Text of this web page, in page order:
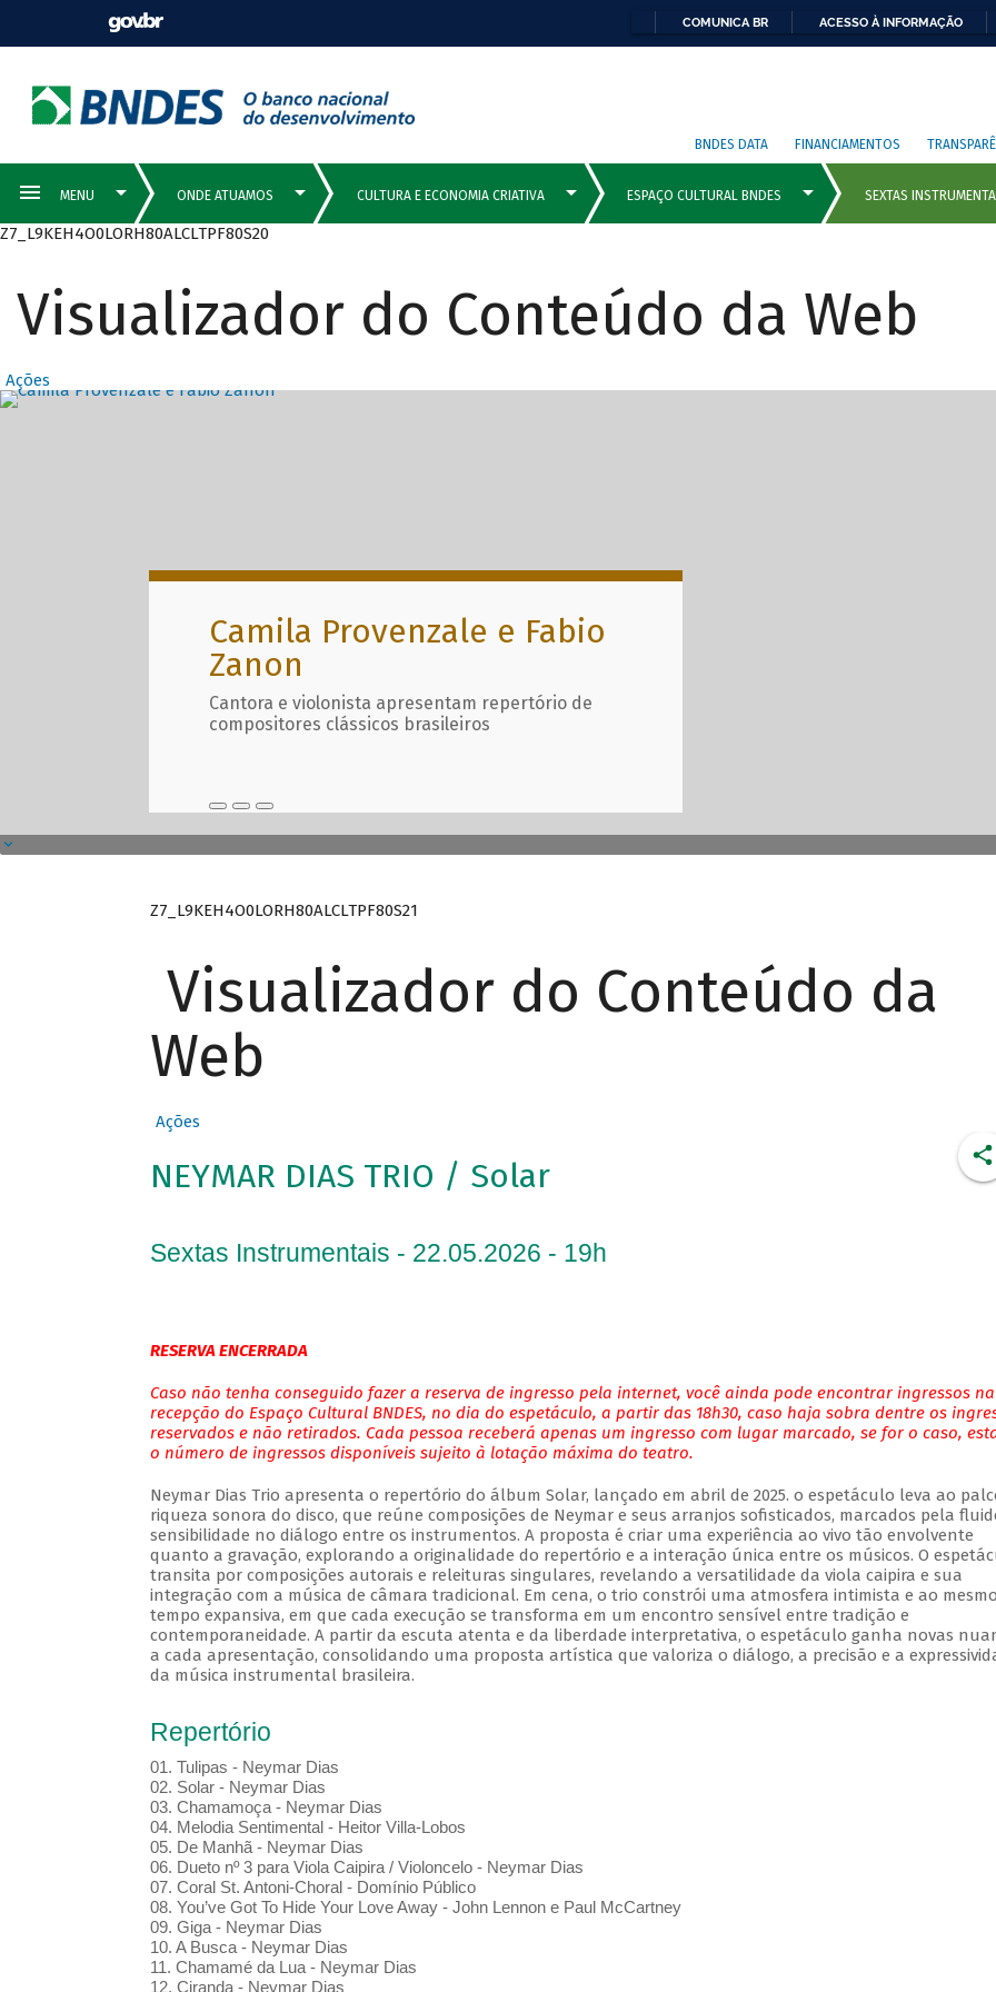
COMUNICA BR ACESSO À INFORMAÇÃO
BNDES DATA FINANCIAMENTOS
Z7_L9KEH4O0LORH80ALCLTPF80S20
Visualizador do Conteúdo da Web
Ações
Destaques Principais com
Camila Provenzale e Fabio
Zanon
Cantora e violonista apresentam repertório de
compositores clássicos brasileiros
Z7_L9KEH4O0LORH80ALCLTPF80S21
Visualizador do Conteúdo da
Web
Ações
NEYMAR DIAS TRIO / Solar
Sextas Instrumentais - 22.05.2026 - 19h
RESERVA ENCERRADA
Caso não tenha conseguido fazer a reserva de ingresso pela internet, você ainda pode encontrar ingressos na
recepção do Espaço Cultural BNDES, no dia do espetáculo, a partir das 18h30, caso haja sobra dentre os
reservados e não retirados. Cada pessoa receberá apenas um ingresso com lugar marcado, se for o caso,
o número de ingressos disponíveis sujeito à lotação máxima do teatro.
Neymar Dias Trio apresenta o repertório do álbum Solar, lançado em abril de 2025. o espetáculo leva ao
riqueza sonora do disco, que reúne composições de Neymar e seus arranjos sofisticados, marcados pela
sensibilidade no diálogo entre os instrumentos. A proposta é criar uma experiência ao vivo tão envolvente
quanto a gravação, explorando a originalidade do repertório e a interação única entre os músicos. O
transita por composições autorais e releituras singulares, revelando a versatilidade da viola caipira e sua
integração com a música de câmara tradicional. Em cena, o trio constrói uma atmosfera intimista e ao mesmo
tempo expansiva, em que cada execução se transforma em um encontro sensível entre tradição e
contemporaneidade. A partir da escuta atenta e da liberdade interpretativa, o espetáculo ganha novas
a cada apresentação, consolidando uma proposta artística que valoriza o diálogo, a precisão e a
da música instrumental brasileira.
Repertório
01. Tulipas - Neymar Dias
02. Solar - Neymar Dias
03. Chamamoça - Neymar Dias
04. Melodia Sentimental - Heitor Villa-Lobos
05. De Manhã - Neymar Dias
06. Dueto nº 3 para Viola Caipira / Violoncelo - Neymar Dias
07. Coral St. Antoni-Choral - Domínio Público
08. You’ve Got To Hide Your Love Away - John Lennon e Paul McCartney
09. Giga - Neymar Dias
10. A Busca - Neymar Dias
11. Chamamé da Lua - Neymar Dias
12. Ciranda - Neymar Dias